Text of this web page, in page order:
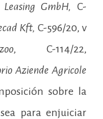
Leasing GmbH,C-
Kft, C-596/20, v
, C-114/22,
Aziende Agricole
sobre la
para enjuiciar